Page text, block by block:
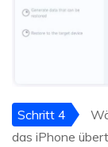
Schritt 4
das iPhone